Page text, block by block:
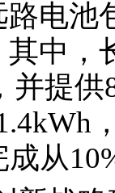
电池
中，
并提
从